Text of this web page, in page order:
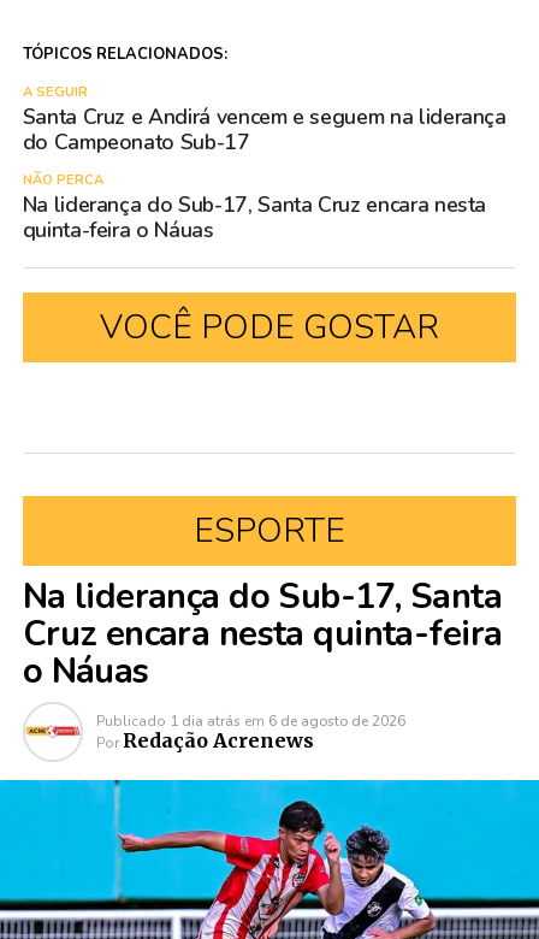
TÓPICOS RELACIONADOS:
A SEGUIR
Santa Cruz e Andirá vencem e seguem na liderança
do Campeonato Sub-17
NÃO PERCA
Na liderança do Sub-17, Santa Cruz encara nesta
quinta-feira o Náuas
VOCÊ PODE GOSTAR
ESPORTE
Na liderança do Sub-17, Santa
Cruz encara nesta quinta-feira
o Náuas
Publicado 1 dia atrás em 6 de agosto de 2026
Por Redação Acrenews